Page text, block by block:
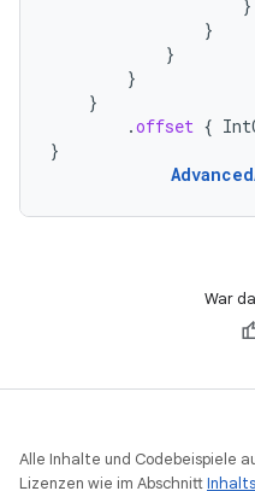
}
}
}
}
}
.offset {
}
War
Alle Inhalte und Codebeispiele
Lizenzen wie im Abschnitt